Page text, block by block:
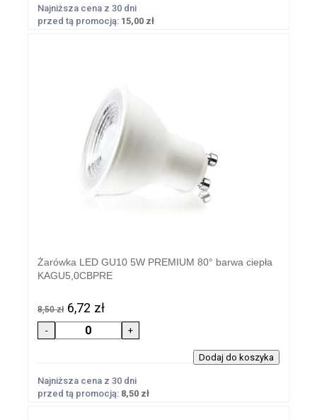
Najniższa cena z 30 dni
przed tą promocją: 15,00 zł
Żarówka LED GU10 5W PREMIUM 80° barwa ciepła
KAGU5,0CBPRE
8,50 zł 6,72 zł
Najniższa cena z 30 dni
przed tą promocją: 8,50 zł